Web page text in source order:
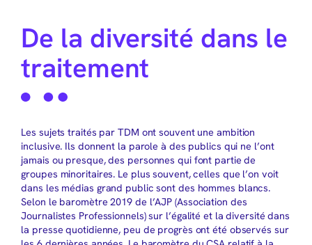
De la diversité dans le
traitement
Les sujets traités par TDM ont souvent une ambition
inclusive. Ils donnent la parole à des publics qui ne l’ont
jamais ou presque, des personnes qui font partie de
groupes minoritaires. Le plus souvent, celles que l’on voit
dans les médias grand public sont des hommes blancs.
Selon le baromètre 2019 de l’AJP (Association des
Journalistes Professionnels) sur l’égalité et la diversité dans
la presse quotidienne, peu de progrès ont été observés sur